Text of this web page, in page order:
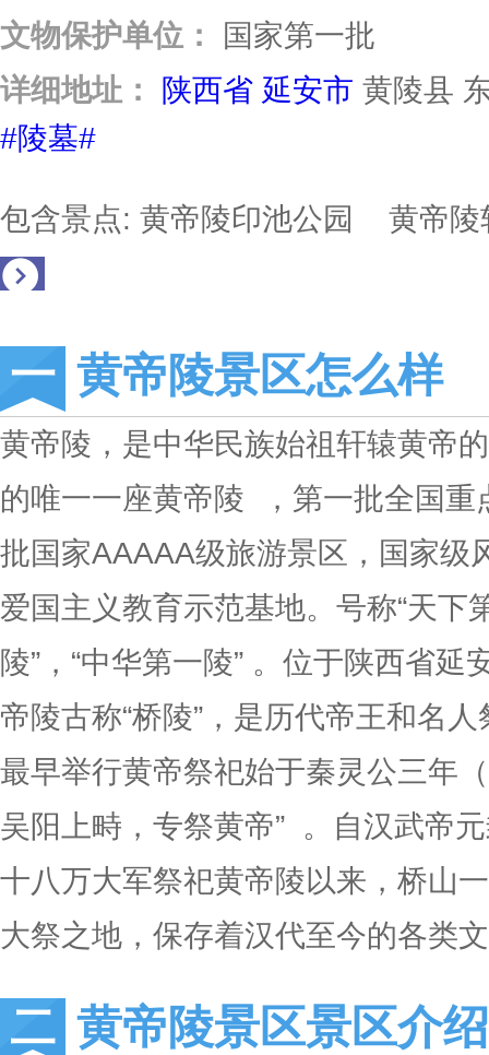
文物保护单位：
国家第一批
详细地址：
陕西省 延安市 黄陵县
#陵墓#
包含景点: 黄帝陵印池公园 黄帝
黄帝陵景区怎么样
黄帝陵，是中华民族始祖轩辕黄帝
的唯一一座黄帝陵 ，第一批全国重
批国家AAAAA级旅游景区，国家级
爱国主义教育示范基地。号称“天下
陵”，“中华第一陵” 。位于陕西省
帝陵古称“桥陵”，是历代帝王和名
最早举行黄帝祭祀始于秦灵公三年
吴阳上畤，专祭黄帝” 。自汉武帝
十八万大军祭祀黄帝陵以来，桥山
大祭之地，保存着汉代至今的各类
黄帝陵景区景区介绍